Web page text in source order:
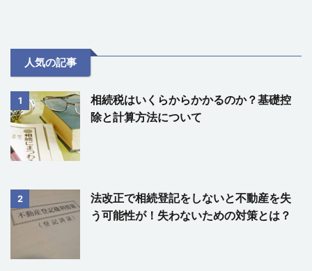
人気の記事
1
相続税はいくらからかかるのか？基礎控
除と計算方法について
2
法改正で相続登記をしないと不動産を失
う可能性が！失わないための対策とは？